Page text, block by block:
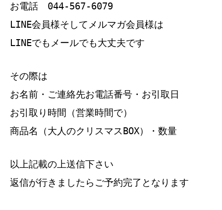
お電話 044-567-6079
LINE会員様そしてメルマガ会員様は
LINEでもメールでも大丈夫です
その際は
お名前・ご連絡先お電話番号・お引取日
お引取り時間（営業時間で）
商品名（大人のクリスマスBOX）・数量
以上記載の上送信下さい
返信が行きましたらご予約完了となります